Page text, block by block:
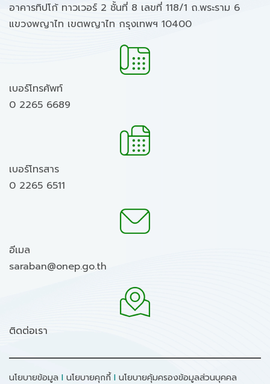
อาคารทิปโก้ ทาวเวอร์ 2 ชั้นที่ 8 เลขที่ 118/1 ถ.พระราม 6
แขวงพญาไท เขตพญาไท กรุงเทพฯ 10400
เบอร์โทรศัพท์
0 2265 6689
เบอร์โทรสาร
0 2265 6511
อีเมล
saraban@onep.go.th
ติดต่อเรา
นโยบายข้อมูล I นโยบายคุกกี้ I นโยบายคุ้มครองข้อมูลส่วนบุคคล